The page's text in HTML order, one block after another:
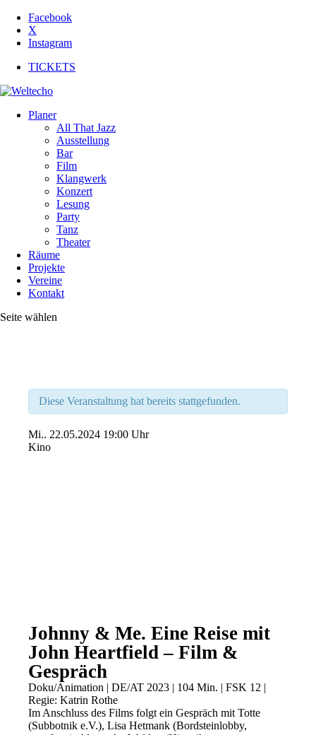
Facebook
X
Instagram
TICKETS
Planer
All That Jazz
Ausstellung
Bar
Film
Klangwerk
Konzert
Lesung
Party
Tanz
Theater
Räume
Projekte
Vereine
Kontakt
Seite wählen
Diese Veranstaltung hat bereits stattgefunden.
Mi.. 22.05.2024 19:00 Uhr
Kino
Johnny & Me. Eine Reise mit
John Heartfield – Film &
Gespräch
Doku/Animation | DE/AT 2023 | 104 Min. | FSK 12 |
Regie: Katrin Rothe
Im Anschluss des Films folgt ein Gespräch mit Totte
(Subbotnik e.V.), Lisa Hetmank (Bordsteinlobby,